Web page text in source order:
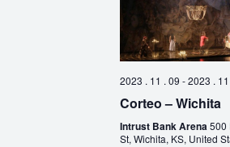
2023 . 11 . 09 -2023 .
Corteo – Wichita
Intrust Bank Arena500
St, Wichita, KS, United